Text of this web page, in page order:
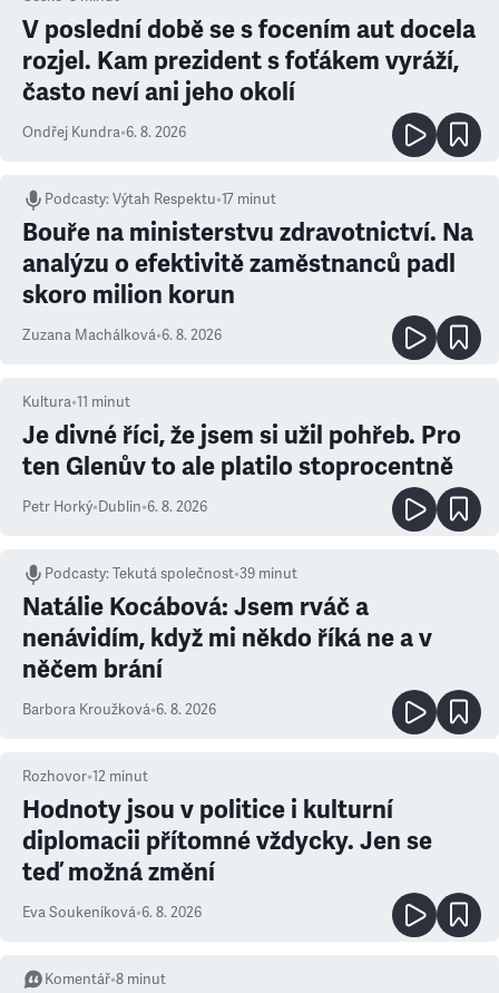
V poslední době se s focením aut docela
rozjel. Kam prezident s foťákem vyráží,
často neví ani jeho okolí
Ondřej Kundra•6. 8. 2026
Podcasty:Výtah Respektu•17 minut
Bouře na ministerstvu zdravotnictví. Na
analýzu o efektivitě zaměstnanců padl
skoro milion korun
Zuzana Machálková•6. 8. 2026
Kultura•11 minut
Je divné říci, že jsem si užil pohřeb. Pro
ten Glenův to ale platilo stoprocentně
Petr Horký•Dublin•6. 8. 2026
Podcasty:Tekutá společnost•39 minut
Natálie Kocábová: Jsem rváč a
nenávidím, když mi někdo říká ne a v
něčem brání
Barbora Kroužková•6. 8. 2026
Rozhovor•12 minut
Hodnoty jsou v politice i kulturní
diplomacii přítomné vždycky. Jen se
teď možná změní
Eva Soukeníková•6. 8. 2026
Komentář•8 minut